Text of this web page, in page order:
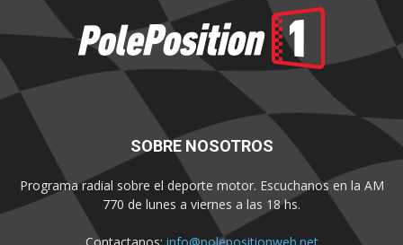
SOBRE NOSOTROS
Programa radial sobre el deporte motor. Escuchanos en la AM
770 de lunes a viernes a las 18 hs.